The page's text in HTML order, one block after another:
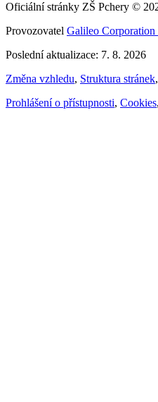
Oficiální stránky ZŠ Pchery ©
Provozovatel Galileo Corporation
Poslední aktualizace: 7. 8. 2026
Změna vzhledu, Struktura stránek,
Prohlášení o přístupnosti, Cookies,